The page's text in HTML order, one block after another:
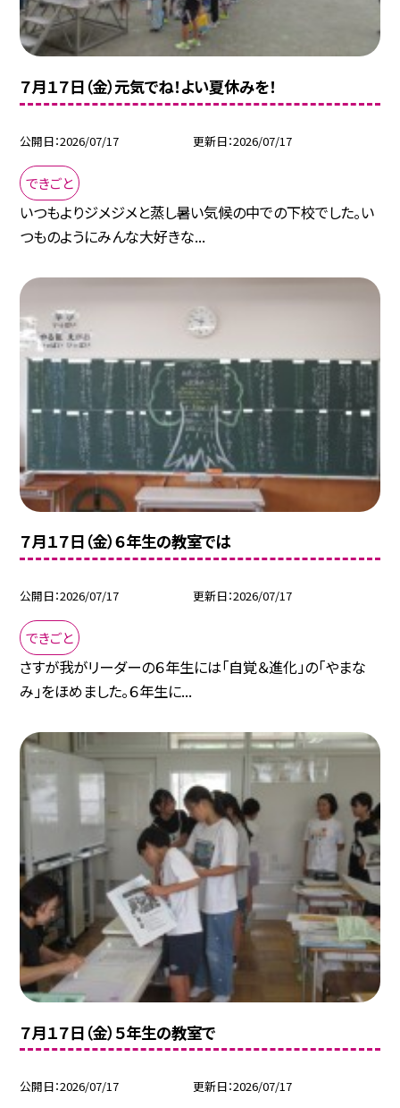
７月１７日（金）元気でね！よい夏休みを！
公開日 2026/07/17 更新日 2026/07/17
できごと
いつもよりジメジメと蒸し暑い気候の中での下校でした。い
つものようにみんな大好きな...
７月１７日（金）６年生の教室では
公開日 2026/07/17 更新日 2026/07/17
できごと
さすが我がリーダーの６年生には「自覚＆進化」の「やまな
み」をほめました。６年生に...
７月１７日（金）５年生の教室で
公開日 2026/07/17 更新日 2026/07/17